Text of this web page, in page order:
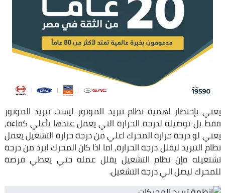
يعني بإختصار اهمية نظام تبريد الموتور ليست تبريد الموتور
فقط بل توصيله لدرجة الحرارة التي يعمل عندها بأعلي كفاءة،
يعني لو درجة حرارة المحرك اعلي من درجة حرارة التشغيل يعمل
نظام التبريد ليقلل درجة الحرارة، اما اذا كان المحرك ابرد من درجة
تشتغيله فإن نظام التشغيل يقلل عمله حتي يعطي فرصة
للمحرك ليصل الي درجة التشغيل.